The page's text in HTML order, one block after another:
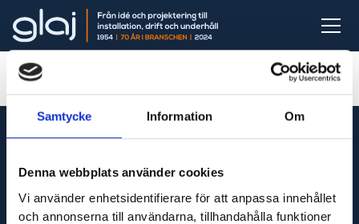
Samtycke Information Om
Denna webbplats använder cookies
Vi använder enhetsidentifierare för att anpassa innehållet
och annonserna till användarna, tillhandahålla funktioner
Vi är din fullservicepartner som levererar produkter
till hela Sverige och utför servicetjänster runt om i